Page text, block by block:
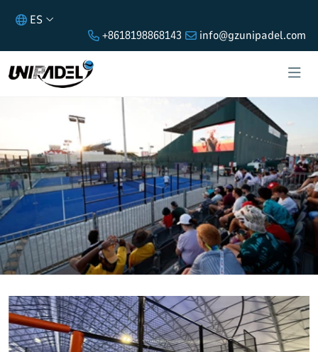
ES
+8618198868143
info@gzunipadel.com
DEPORTIVO CUBIERTO DE RUSIA